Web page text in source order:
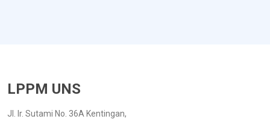
LPPM UNS
Jl. Ir. Sutami No. 36A Kentingan,